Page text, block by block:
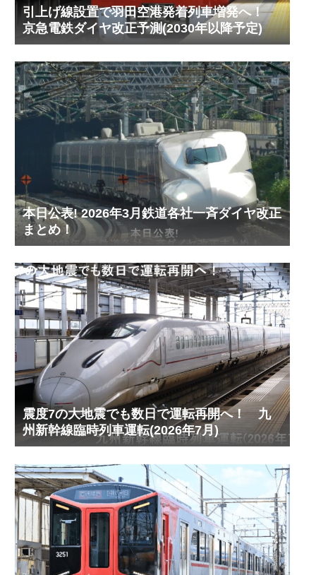
引上げ線設置で羽田空港発着列車増発へ！
京急電鉄ダイヤ改正予測(2030年以降予定)
本日公表! 2026年3月鉄道各社一斉ダイヤ改正
まとめ！
震度7の大地震でも数日で運転再開へ！ 九
州新幹線臨時列車運転(2026年7月)